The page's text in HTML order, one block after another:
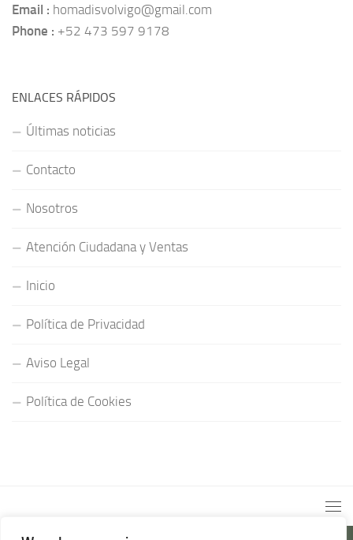
Email : homadisvolvigo@gmail.com
Phone : +52 473 597 9178
ENLACES RÁPIDOS
Últimas noticias
Contacto
Nosotros
Atención Ciudadana y Ventas
Inicio
Política de Privacidad
Aviso Legal
Política de Cookies